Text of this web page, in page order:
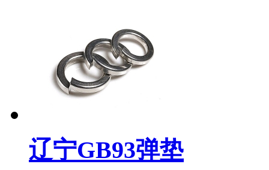
辽宁GB93弹垫